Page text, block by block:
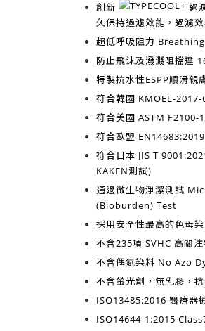
創新
過
久保持過濾效能，過濾
超低呼吸阻力
防止飛沫及潑濺阻擋達
特製抗水性ESPP順滑親
符合韓國 KMOEL-2017-
符合美國 ASTM F2100-
符合歐盟
符合日本 JIS T
KAKEN測試)
通過微生物淨潔測試
(Bioburden) Test
採用安全性最高的色母
不含235項 SVHC 高關
不含偶氮染料 No Azo
不含螢光劑，無乳膠，
ISO13485:2016 醫療器
ISO14644-1:2015